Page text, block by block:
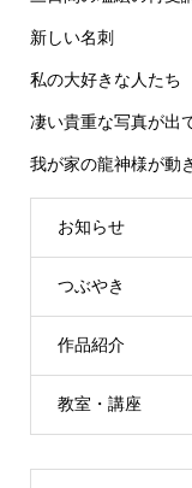
新しい名刺
私の大好きな人たち
凄い貴重な写真が出
我が家の龍神様が動
お知らせ
つぶやき
作品紹介
教室・講座